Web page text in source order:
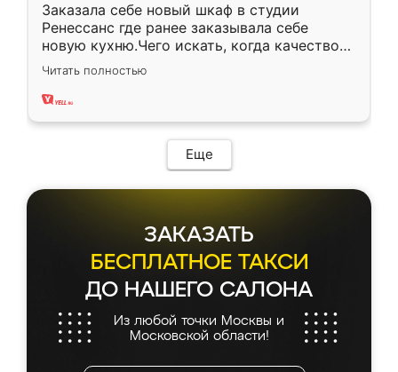
Заказала себе новый шкаф в студии
Ренессанс где ранее заказывала себе
новую кухню.Чего искать, когда качеством
вполне довольна. Служит кухня уже почти
два года, нареканий нет.
Читать полностью
Еще
ЗАКАЗАТЬ
БЕСПЛАТНОЕ ТАКСИ
ДО НАШЕГО САЛОНА
Из любой точки Москвы и
Московской области!